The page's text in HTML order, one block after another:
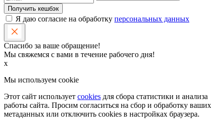
Получить кешбэк
Я даю согласие на обработку персональных данных
Спасибо за ваше обращение!
Мы свяжемся с вами в течение рабочего дня!
x
Мы используем cookie
Этот сайт использует cookies для сбора статистики и анализа
работы сайта. Просим согласиться на сбор и обработку ваших
метаданных или отключить cookies в настройках браузера.